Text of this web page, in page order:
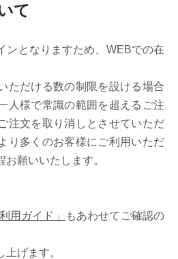
て
ンとなりますため、WEBでの在
ただける数の制限を設ける場合
人様で常識の範囲を超えるご注
注文を取り消しとさせていただ
り多くのお客様にご利用いただ
願いいたします。
用ガイド」
もあわせてご確認の
げます。